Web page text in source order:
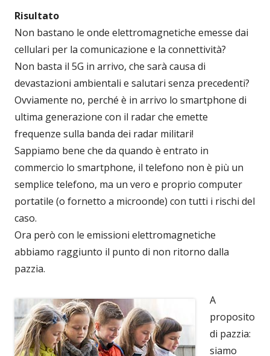
Risultato
Non bastano le onde elettromagnetiche emesse dai
cellulari per la comunicazione e la connettività?
Non basta il 5G in arrivo, che sarà causa di
devastazioni ambientali e salutari senza precedenti?
Ovviamente no, perché è in arrivo lo smartphone di
ultima generazione con il radar che emette
frequenze sulla banda dei radar militari!
Sappiamo bene che da quando è entrato in
commercio lo smartphone, il telefono non è più un
semplice telefono, ma un vero e proprio computer
portatile (o fornetto a microonde) con tutti i rischi del
caso.
Ora però con le emissioni elettromagnetiche
abbiamo raggiunto il punto di non ritorno dalla
pazzia.
A
proposito
di pazzia:
siamo